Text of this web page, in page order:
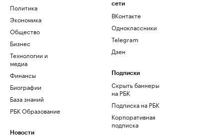
Политика
Экономика
Общество
Бизнес
Технологии и
медиа
Финансы
Биографии
База знаний
РБК Образование
Новости
сети
ВКонтакте
Одноклассники
Telegram
Дзен
Подписки
Скрыть баннеры
на РБК
Подписка на РБК
Корпоративная
подписка